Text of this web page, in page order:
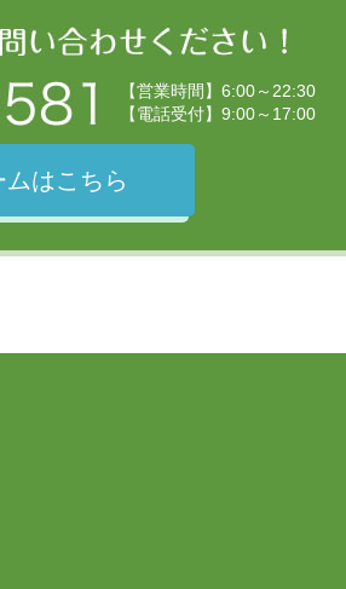
【営業時間】6:00～22:30
【電話受付】9:00～17:00
はこちら